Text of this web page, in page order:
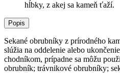
hĺbky, z akej sa kameň ťaží.
Popis
Sekané obrubníky z prírodného
slúžia na oddelenie alebo
chodníkom, prípadne sa môžu
obrubník; trávnikové obrubníky;